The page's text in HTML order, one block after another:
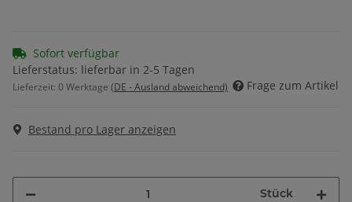
Sofort verfügbar
Lieferstatus: lieferbar in 2-5 Tagen
Lieferzeit: 0 Werktage (DE - Ausland abweichend) Frage zum Artikel
Bestand pro Lager anzeigen
Stück